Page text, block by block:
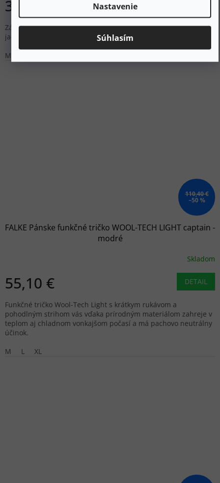
Nastavenie
Súhlasím
32,80 €
Základná vrstva Ultralight Cool pomáha udržiavať nízku teplotu
jadra, aby vaše telo počas aktivity získalo viac energie.
M
110,40 €
–50 %
FALKE Pánske funkčné tričko WOOL-TECH LIGHT captain -
modré
Skladom
55,10 € DETAIL
Funkčné tričko Wool-Tech Light s krátkym rukávom a
pohodlným strihom vás vďaka prírodným materiálom zahreje v
teplom aj chladnom vonkajšom počasí a má pachovo neutrálny
účinok.
M
L XL